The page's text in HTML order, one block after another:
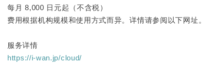
每月 8,000 日元起（不含税）
费用根据机构规模和使用方式而异。详情请参阅以下网址。
服务详情
https://i-wan.jp/cloud/